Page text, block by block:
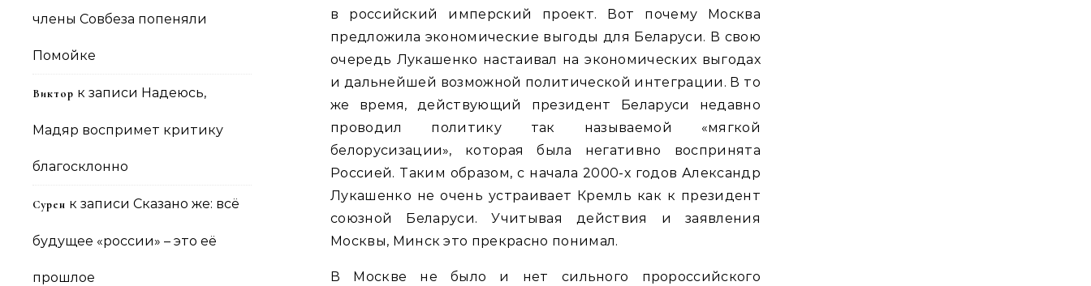
члены Совбеза попеняли
Помойке
Виктор к записи Надеюсь,
Мадяр воспримет критику
благосклонно
Сурен к записи Сказано же: всё
будущее «россии» – это её
прошлое
в российский имперский проект. Вот почему Москва
предложила экономические выгоды для Беларуси. В свою
очередь Лукашенко настаивал на экономических выгодах
и дальнейшей возможной политической интеграции. В то
же время, действующий президент Беларуси недавно
проводил политику так называемой «мягкой
белорусизации», которая была негативно воспринята
Россией. Таким образом, с начала 2000-х годов Александр
Лукашенко не очень устраивает Кремль как к президент
союзной Беларуси. Учитывая действия и заявления
Москвы, Минск это прекрасно понимал.
В Москве не было и нет сильного пророссийского